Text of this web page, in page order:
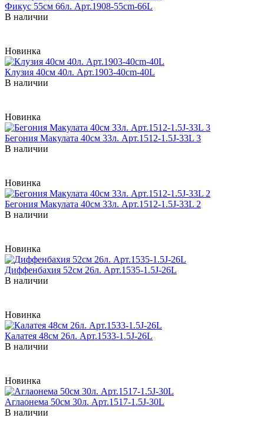
Фикус 55см 66л. Арт.1908-55cm-66L
В наличии
Новинка
Клузия 40см 40л. Арт.1903-40cm-40L
В наличии
Новинка
Бегония Макулата 40см 33л. Арт.1512-1.5J-33L 3
В наличии
Новинка
Бегония Макулата 40см 33л. Арт.1512-1.5J-33L 2
В наличии
Новинка
Диффенбахия 52см 26л. Арт.1535-1.5J-26L
В наличии
Новинка
Калатея 48см 26л. Арт.1533-1.5J-26L
В наличии
Новинка
Аглаонема 50см 30л. Арт.1517-1.5J-30L
В наличии